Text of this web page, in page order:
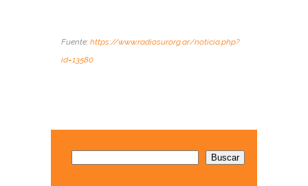
Fuente: https://www.radiosur.org.ar/noticia.php?
id=13580
Buscar